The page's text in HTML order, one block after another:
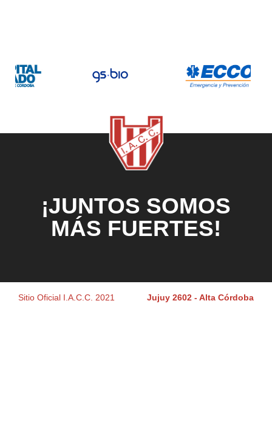
¡JUNTOS SOMOS
MÁS FUERTES!
Sitio Oficial I.A.C.C. 2021 Jujuy 2602 - Alta Córdoba